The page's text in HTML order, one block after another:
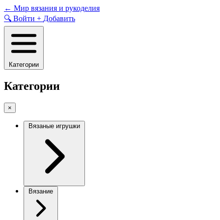
Skip
to
content
← Мир вязания и рукоделия
🔍 Войти + Добавить
Категории
Категории
×
Вязаные игрушки
Вязание